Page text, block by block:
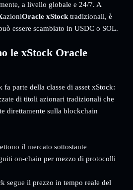
a livello globale e 24/7. A
azioniOracle xStock tradizionali, è
essere scambiato in USDC o SOL.
le xStock Oracle
parte della classe di asset xStock:
di titoli azionari tradizionali che
direttamente sulla blockchain
il mercato sottostante
on-chain per mezzo di protocolli
segue il prezzo in tempo reale del